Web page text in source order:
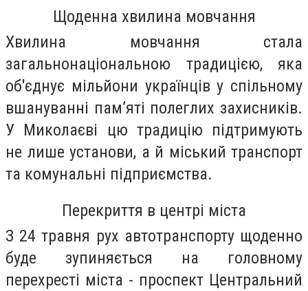
Щоденна хвилина мовчання
Хвилина мовчання стала
загальнонаціональною традицією, яка
об'єднує мільйони українців у спільному
вшануванні пам’яті полеглих захисників.
У Миколаєві цю традицію підтримують
не лише установи, а й міський транспорт
та комунальні підприємства.
Перекриття в центрі міста
З 24 травня рух автотранспорту щоденно
буде зупиняється на головному
перехресті міста - проспект Центральний